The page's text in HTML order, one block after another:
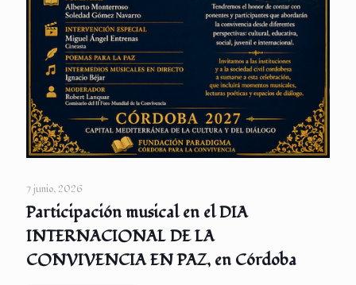
7 junio, 2026
Participación musical en el DIA
INTERNACIONAL DE LA
CONVIVENCIA EN PAZ, en Córdoba